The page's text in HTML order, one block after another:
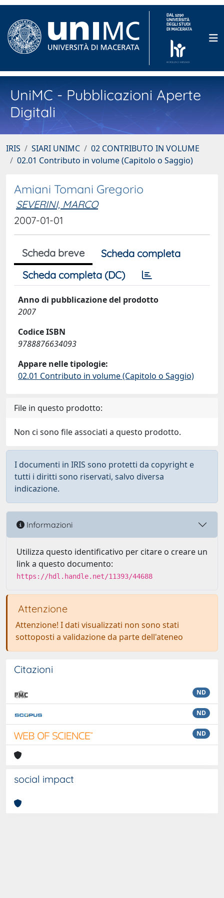
UniMC - Pubblicazioni Aperte
Digitali
IRIS SIARI UNIMC
02 CONTRIBUTO IN VOLUME
02.01 Contributo in volume (Capitolo o Saggio)
Amiani Tomani Gregorio
SEVERINI, MARCO
2007-01-01
Scheda breve
Scheda completa
Scheda completa (DC)
Anno di pubblicazione del prodotto
2007
Codice ISBN
9788876634093
Appare nelle tipologie:
02.01 Contributo in volume (Capitolo o Saggio)
File in questo prodotto:
Non ci sono file associati a questo prodotto.
I documenti in IRIS sono protetti da copyright e
tutti i diritti sono riservati, salvo diversa
indicazione.
Informazioni
Utilizza questo identificativo per citare o creare un
link a questo documento:
https://hdl.handle.net/11393/44688
Attenzione
Attenzione! I dati visualizzati non sono stati
sottoposti a validazione da parte dell'ateneo
Citazioni
ND
ND
ND
social impact